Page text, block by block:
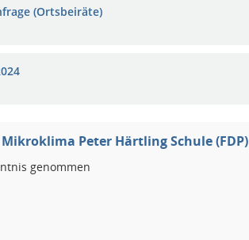
(Ortsbeiräte)
Peter Härtling Schule (FDP)
genommen